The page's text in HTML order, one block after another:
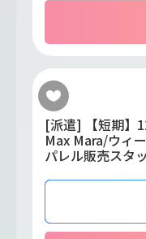
[派遣] 【短期】
Max Mara/ウィ
パレル販売スタ